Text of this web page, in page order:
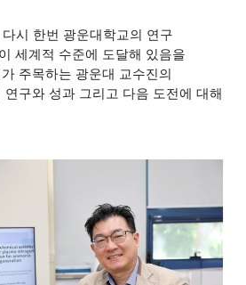
시 한번 광운대학교의 연구
세계적 수준에 도달해 있음을
주목하는 광운대 교수진의
연구와 성과 그리고 다음 도전에 대해